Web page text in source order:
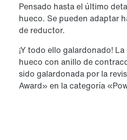
Pensado hasta el último
hueco. Se pueden adaptar
de reductor.
¡Y todo ello galardonado!
hueco con anillo de
sido galardonada por la
Award» en la categoría